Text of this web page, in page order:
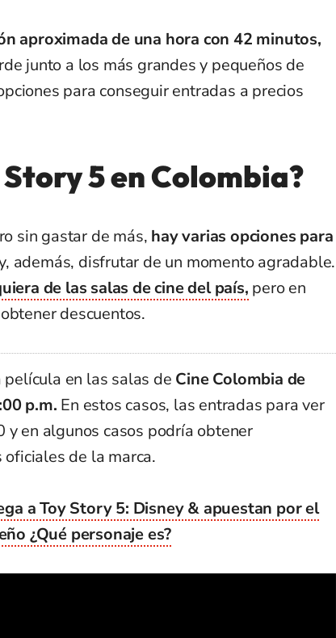
aproximada de una hora con 42 minutos,
junto a los más grandes y pequeños de
para conseguir entradas a precios
5 en Colombia?
sin gastar de más, hay varias opciones para
además, disfrutar de un momento agradable.
de las salas de cine del país, pero en
descuentos.
en las salas de Cine Colombia de
p.m. En estos casos, las entradas para ver
en algunos casos podría obtener
de la marca.
a Toy Story 5: Disney & apuestan por el
¿Qué personaje es?